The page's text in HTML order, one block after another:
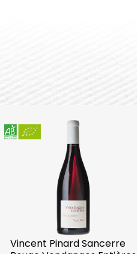
Vincent Pinard Sancerre